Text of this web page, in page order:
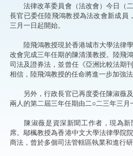
法律改革委員會（法改會）今日（二
長官已委任陸飛鴻教授為法改會新成員
三月一日起開始。
陸飛鴻教授現於香港城市大學法律
改會完成三年任期的陳清漢教授。陸飛
司法及證券法，並曾任《亞洲比較法期
相信，陸飛鴻教授的任命將進一步加強法
另外，行政長官已再度委任陳淑薇及
兩人的第二屆三年任期由二○二三年三月
陳淑薇是資深新聞工作者，現為新
席。鄔楓教授為香港中文大學法律學院
商法，曾於多個司法管轄區執業和進行研